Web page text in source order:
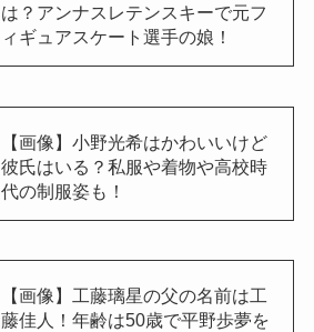
は？アンナスレテンスキーで元フ
ィギュアスケート選手の娘！
【画像】小野光希はかわいいけど
彼氏はいる？私服や着物や高校時
代の制服姿も！
【画像】工藤璃星の父の名前は工
藤佳人！年齢は50歳で平野歩夢を